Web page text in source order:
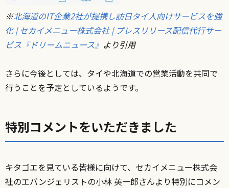
※北海道のIT企業2社が提携し訪日タイ人向けサービスを強
化 | セカイメニュー株式会社 | プレスリリース配信代行サー
ビス『ドリームニュース』 より引用
さらに今後としては、タイや北海道での営業活動を共同で
行うことを予定としているようです。
特別コメントをいただきました
キタゴエを見ている皆様に向けて、セカイメニュー株式会
社のエバンジェリストの小林 英一郎さんより特別にコメン